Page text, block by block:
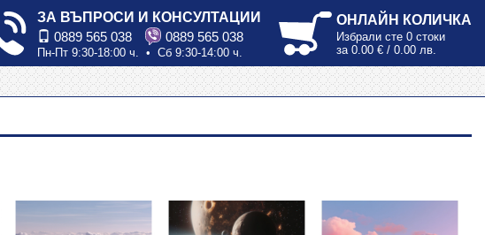
ЗА ВЪПРОСИ И КОНСУЛТАЦИИ
0889 565 038
0889 565 038
Пн-Пт 9:30-18:00 ч. • Сб 9:30-14:00 ч.
ОНЛАЙН КОЛИЧКА
Избрали сте 0 стоки
за 0.00 € / 0.00 лв.